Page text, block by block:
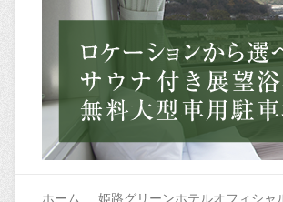
ホーム 姫路グリーンホテルオフィシャ